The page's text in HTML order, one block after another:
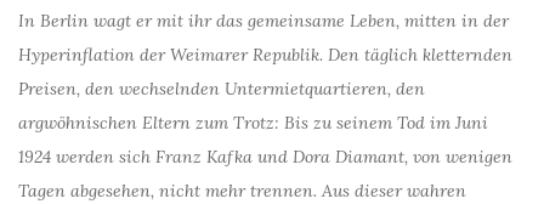
In Berlin wagt er mit ihr das gemeinsame Leben, mitten in der
Hyperinflation der Weimarer Republik. Den täglich kletternden
Preisen, den wechselnden Untermietquartieren, den
argwöhnischen Eltern zum Trotz: Bis zu seinem Tod im Juni
1924 werden sich Franz Kafka und Dora Diamant, von wenigen
Tagen abgesehen, nicht mehr trennen. Aus dieser wahren